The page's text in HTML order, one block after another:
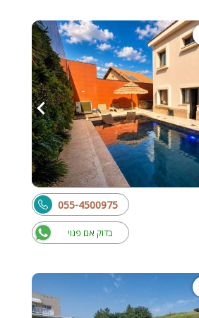
בדוק אם פנוי
055-4500975